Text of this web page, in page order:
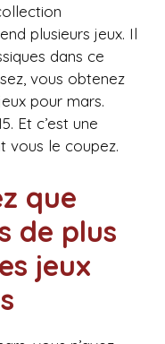
plusieurs jeux. Il
dans ce
vous obtenez
pour mars.
Et c’est une
vous le coupez.
que
de plus
jeux